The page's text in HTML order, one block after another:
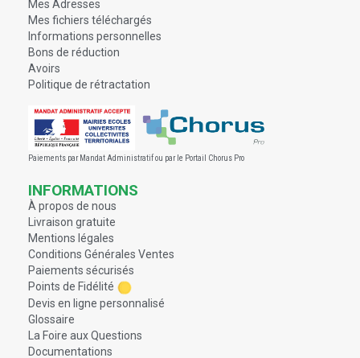
Mes Adresses
Mes fichiers téléchargés
Informations personnelles
Bons de réduction
Avoirs
Politique de rétractation
Paiements par Mandat Administratif ou par le Portail Chorus Pro
INFORMATIONS
À propos de nous
Livraison gratuite
Mentions légales
Conditions Générales Ventes
Paiements sécurisés
Points de Fidélité
Devis en ligne personnalisé
Glossaire
La Foire aux Questions
Documentations